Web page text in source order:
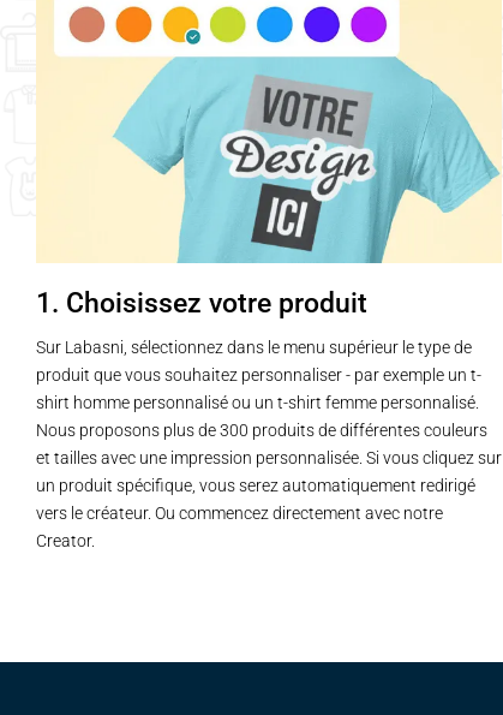
1. Choisissez votre produit
Sur Labasni, sélectionnez dans le menu supérieur le type de
produit que vous souhaitez personnaliser - par exemple un t-
shirt homme personnalisé ou un t-shirt femme personnalisé.
Nous proposons plus de 300 produits de différentes couleurs
et tailles avec une impression personnalisée. Si vous cliquez sur
un produit spécifique, vous serez automatiquement redirigé
vers le créateur. Ou commencez directement avec notre
Creator.